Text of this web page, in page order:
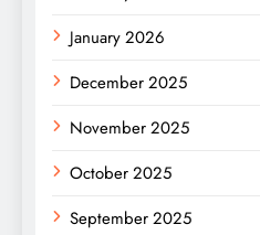
January 2026
December 2025
November 2025
October 2025
September 2025